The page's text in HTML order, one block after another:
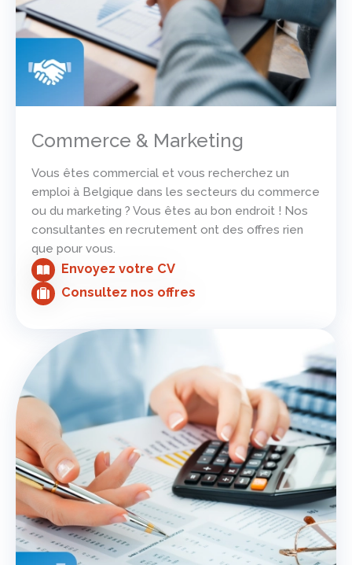
Commerce & Marketing
Vous êtes commercial et vous recherchez un
emploi à Belgique dans les secteurs du commerce
ou du marketing ? Vous êtes au bon endroit ! Nos
consultantes en recrutement ont des offres rien
que pour vous.
Envoyez votre CV
Consultez nos offres